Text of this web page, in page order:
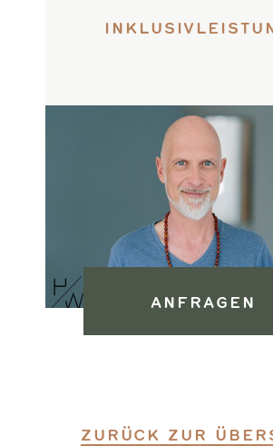
ANFRAGEN
ZURÜCK ZUR